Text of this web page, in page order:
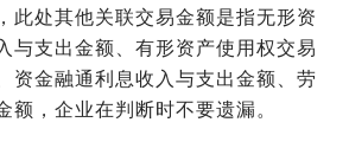
此处其他关联交易金额是指无形资
与支出金额、有形资产使用权交易
资金融通利息收入与支出金额、劳
额，企业在判断时不要遗漏。